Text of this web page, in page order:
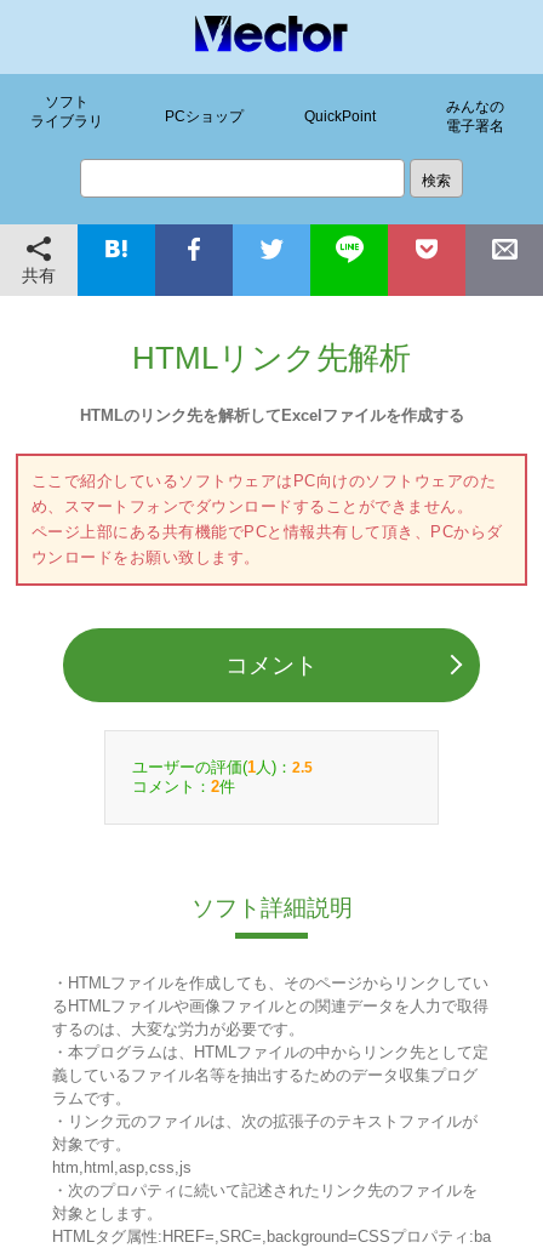
ソフト
ライブラリ
PCショップ QuickPoint
みんなの
電子署名
共有
HTMLリンク先解析
HTMLのリンク先を解析してExcelファイルを作成する
ここで紹介しているソフトウェアはPC向けのソフトウェアのた
め、スマートフォンでダウンロードすることができません。
ページ上部にある共有機能でPCと情報共有して頂き、PCからダ
ウンロードをお願い致します。
コメント
ユーザーの評価(1 人)： 2.5
コメント： 2件
ソフト詳細説明
・HTMLファイルを作成しても、そのページからリンクしてい
るHTMLファイルや画像ファイルとの関連データを人力で取得
するのは、大変な労力が必要です。
・本プログラムは、HTMLファイルの中からリンク先として定
義しているファイル名等を抽出するためのデータ収集プログ
ラムです。
・リンク元のファイルは、次の拡張子のテキストファイルが
対象です。
htm,html,asp,css,js
・次のプロパティに続いて記述されたリンク先のファイルを
対象とします。
HTMLタグ属性:HREF=,SRC=,background=CSSプロパティ:ba